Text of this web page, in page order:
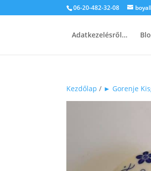
06-20-482-32-08
Adatkezelésről…
Kezdőlap / ► Gorenje